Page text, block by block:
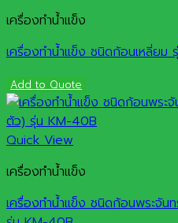
เครื่องทำน้ำแข็ง
เครื่องทำน้ำแข็ง ชนิดก้อนเหลี่ยม
Add to Quote
Quick View
เครื่องทำน้ำแข็ง
เครื่องทำน้ำแข็ง ชนิดก้อนพระจัน